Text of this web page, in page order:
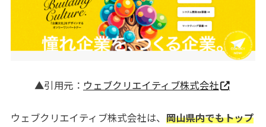
▲引用元： ウェブクリエイティブ株式会社
ウェブクリエイティブ株式会社は、 岡山県内でもトップ